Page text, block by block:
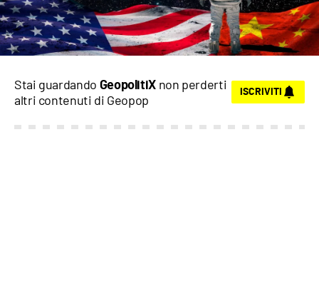
Stai guardando GeopolitiX non perderti
altri contenuti di Geopop ISCRIVITI